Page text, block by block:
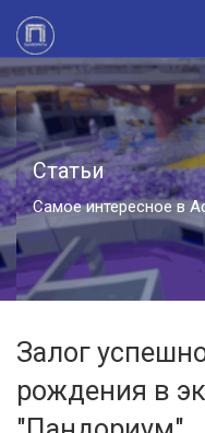
Статьи
Самое интересное в
Залог
рождения в